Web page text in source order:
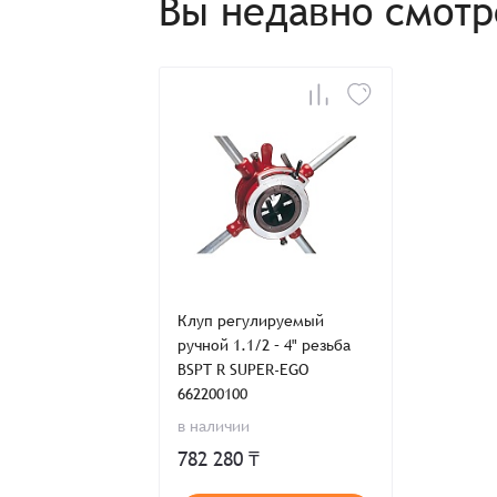
Вы недавно
Клуп регулируемый
ручной 1.1/2 – 4" резьба
BSPT R SUPER-EGO
662200100
в наличии
782 280 ₸